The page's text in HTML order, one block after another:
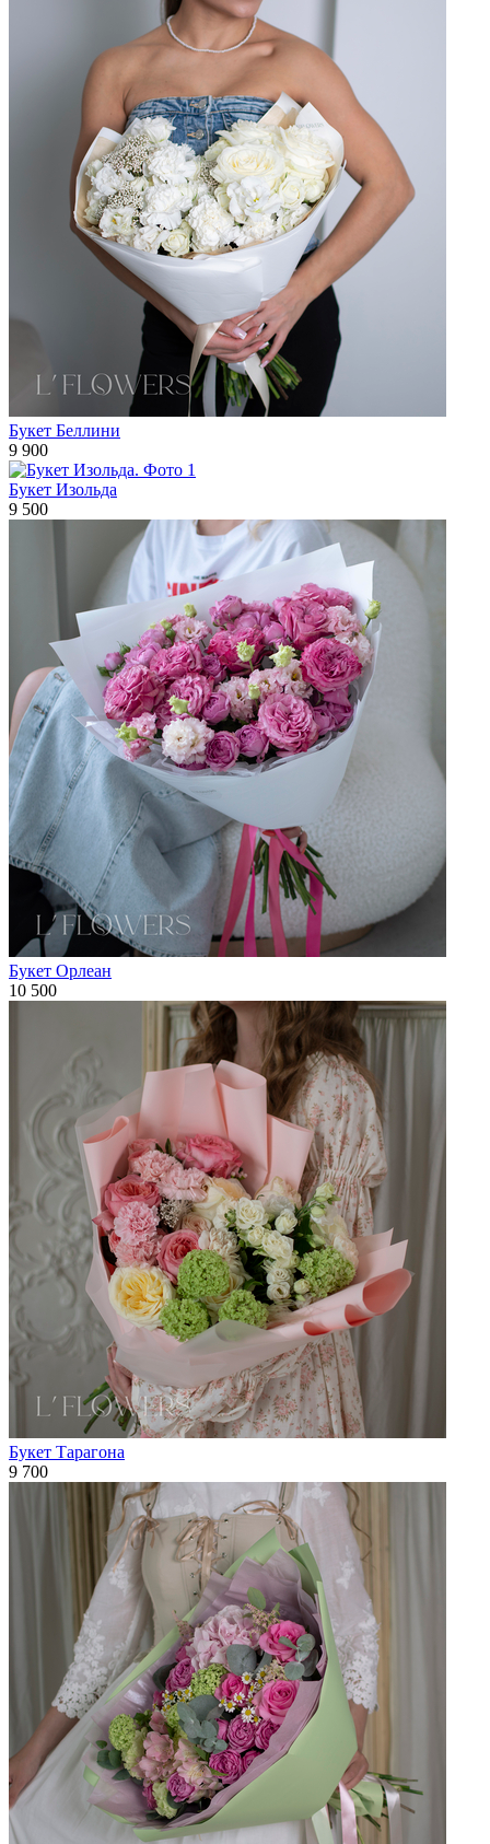
Букет Беллини
9 900
Букет Изольда
9 500
Букет Орлеан
10 500
Букет Тарагона
9 700